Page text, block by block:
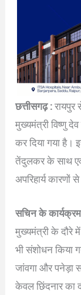
छत्तीसगढ़ :
मुख्यमंत्री विष्णु
कर दिया गया है।
तेंदुलकर के साथ एक
अपरिहार्य कारणों
सचिन के कार्यक्रम
मुख्यमंत्री के दौरे
भी संशोधन किया
जांवगा और पनेड़ा
केवल छिंदनार का